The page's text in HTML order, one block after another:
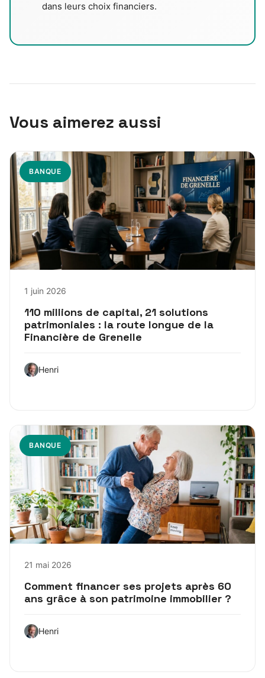
dans leurs choix financiers.
Vous aimerez aussi
BANQUE
1 juin 2026
110 millions de capital, 21 solutions
patrimoniales : la route longue de la
Financière de Grenelle
Henri
BANQUE
21 mai 2026
Comment financer ses projets après 60
ans grâce à son patrimoine immobilier ?
Henri